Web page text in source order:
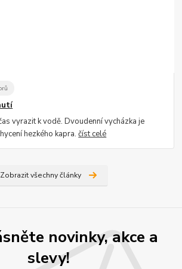
vyrazit k vodě. Dvoudenní vycházka je
hezkého kapra.číst celé
Zobrazit všechny články
novinky, akce a
slevy!